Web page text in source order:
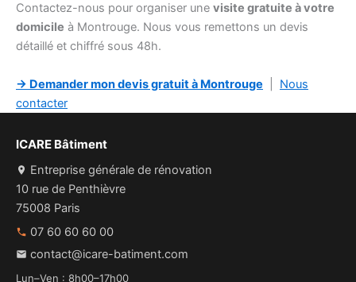
Contactez-nous pour organiser une visite gratuite à votre
domicile à Montrouge. Nous vous remettons un devis
détaillé et chiffré sous 48h.
→ Demander mon devis gratuit à Montrouge
Nous
contacter
ICARE Bâtiment
Entreprise générale de rénovation
10 rue de Penthièvre
75008 Paris
07 60 60 60 00
contact@icare-batiment.com
Lun–Ven : 8h00–17h00